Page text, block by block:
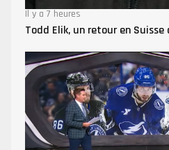
Il y a 7 heures
Todd Elik, un retour en Suisse